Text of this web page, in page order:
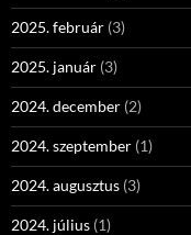
2025. február (3)
2025. január (3)
2024. december (2)
2024. szeptember (1)
2024. augusztus (3)
2024. július (1)